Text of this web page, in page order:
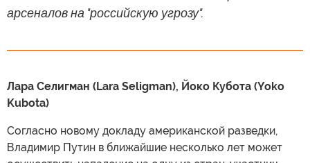
арсеналов на "российскую угрозу".
Лара Селигман (Lara Seligman), Йоко Кубота (Yoko
Kubota)
Согласно новому докладу американской разведки,
Владимир Путин в ближайшие несколько лет может